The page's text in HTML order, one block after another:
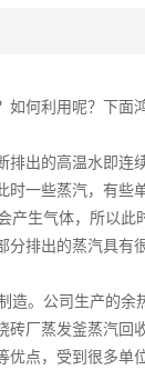
何利用呢？下面
出的高温水即
时一些蒸汽，有
产生气体，所以
排出的蒸汽具有
。公司生产的
厂蒸发釜蒸汽
点，受到很多单位